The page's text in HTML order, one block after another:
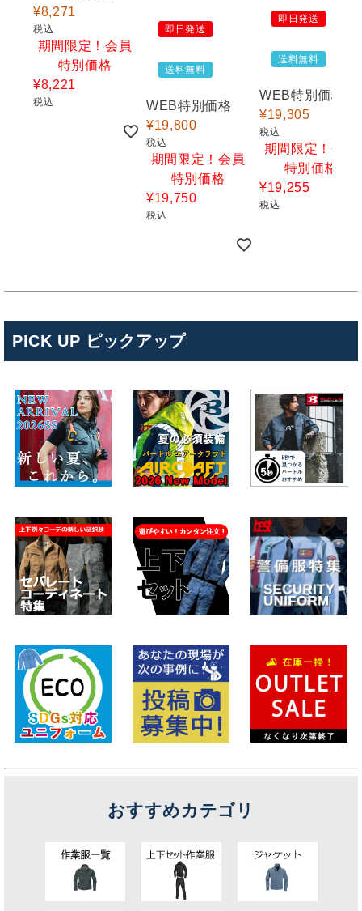
¥8,271
税込
期間限定！会員
特別価格
¥8,221
税込
即日発送
送料無料
WEB特別価格
¥19,800
税込
期間限定！会員
特別価格
¥19,750
税込
即日発送
送料無料
WEB特別価格
¥19,305
税込
期間限定！会員
特別価格
¥19,255
税込
PICK UP ピックアップ
おすすめカテゴリ